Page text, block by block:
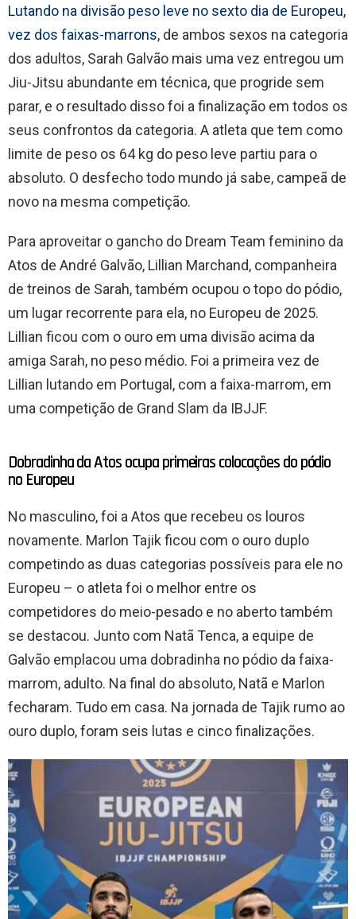
Lutando na divisão peso leve no sexto dia de Europeu,
vez dos faixas-marrons, de ambos sexos na categoria
dos adultos, Sarah Galvão mais uma vez entregou um
Jiu-Jitsu abundante em técnica, que progride sem
parar, e o resultado disso foi a finalização em todos os
seus confrontos da categoria. A atleta que tem como
limite de peso os 64 kg do peso leve partiu para o
absoluto. O desfecho todo mundo já sabe, campeã de
novo na mesma competição.
Para aproveitar o gancho do Dream Team feminino da
Atos de André Galvão, Lillian Marchand, companheira
de treinos de Sarah, também ocupou o topo do pódio,
um lugar recorrente para ela, no Europeu de 2025.
Lillian ficou com o ouro em uma divisão acima da
amiga Sarah, no peso médio. Foi a primeira vez de
Lillian lutando em Portugal, com a faixa-marrom, em
uma competição de Grand Slam da IBJJF.
Dobradinha da Atos ocupa primeiras colocações do pódio
no Europeu
No masculino, foi a Atos que recebeu os louros
novamente. Marlon Tajik ficou com o ouro duplo
competindo as duas categorias possíveis para ele no
Europeu – o atleta foi o melhor entre os
competidores do meio-pesado e no aberto também
se destacou. Junto com Natã Tenca, a equipe de
Galvão emplacou uma dobradinha no pódio da faixa-
marrom, adulto. Na final do absoluto, Natã e Marlon
fecharam. Tudo em casa. Na jornada de Tajik rumo ao
ouro duplo, foram seis lutas e cinco finalizações.